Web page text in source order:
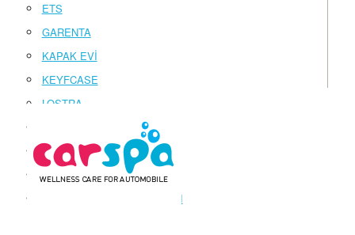
ETS
GARENTA
KAPAK EVİ
KEYFCASE
LOSTRA
TERZİ NİŞANTAŞI
TOBACCO SHOP
YILDIRIM İŞİTME CİHAZLARI